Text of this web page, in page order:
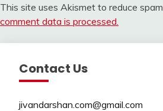
This site uses Akismet to reduce spam.
comment data is processed.
Contact Us
jivandarshan.com@gmail.com